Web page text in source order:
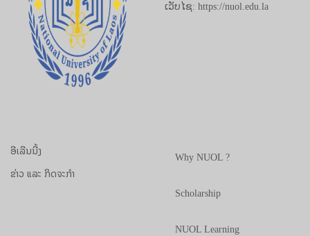
ເວັບໄຊ: https://nuol.edu.la
ອີເລີນນີ້ງ
ຂ່າວ ແລະ ກິດຈະກຳ
Why NUOL ?
Scholarship
NUOL Learning